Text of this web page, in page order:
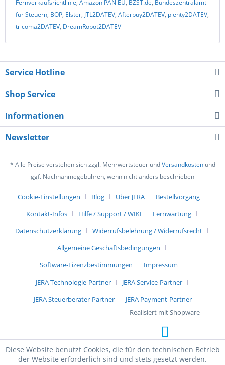
Fernverkaufsrichtlinie, Amazon PAN EU, BZST.de, Bundeszentralamt
für Steuern, BOP, Elster, JTL2DATEV, Afterbuy2DATEV, plenty2DATEV,
tricoma2DATEV, DreamRobot2DATEV
Service Hotline
Shop Service
Informationen
Newsletter
* Alle Preise verstehen sich zzgl. Mehrwertsteuer undVersandkostenund
ggf. Nachnahmegebühren, wenn nicht anders beschrieben
Cookie-Einstellungen Blog Über JERA
Bestellvorgang
Kontakt-Infos
Hilfe / Support / WIKI
Fernwartung
Datenschutzerklärung
Widerrufsbelehrung / Widerrufsrecht
Allgemeine Geschäftsbedingungen
Software-Lizenzbestimmungen
Impressum
JERA Technologie-Partner
JERA Service-Partner
JERA Steuerberater-Partner
JERA Payment-Partner
Realisiert mit Shopware
Diese Website benutzt Cookies, die für den technischen Betrieb
der Website erforderlich sind und stets gesetzt werden.